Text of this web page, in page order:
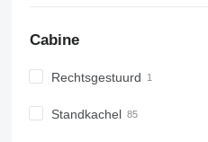
Cabine
Rechtsgestuurd
Standkachel